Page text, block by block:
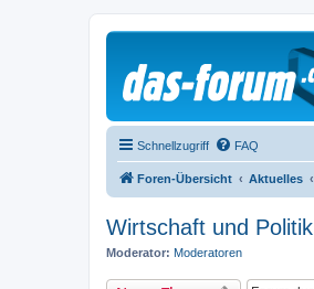
Schnellzugriff FAQ
Foren-Übersicht Aktuelles
Wirtschaft und Politik
Moderator: Moderatoren